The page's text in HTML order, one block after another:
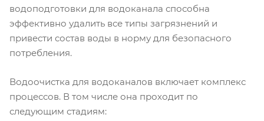
водоподготовки для водоканала способна
эффективно удалить все типы загрязнений и
привести состав воды в норму для безопасного
потребления.
Водоочистка для водоканалов включает комплекс
процессов. В том числе она проходит по
следующим стадиям: